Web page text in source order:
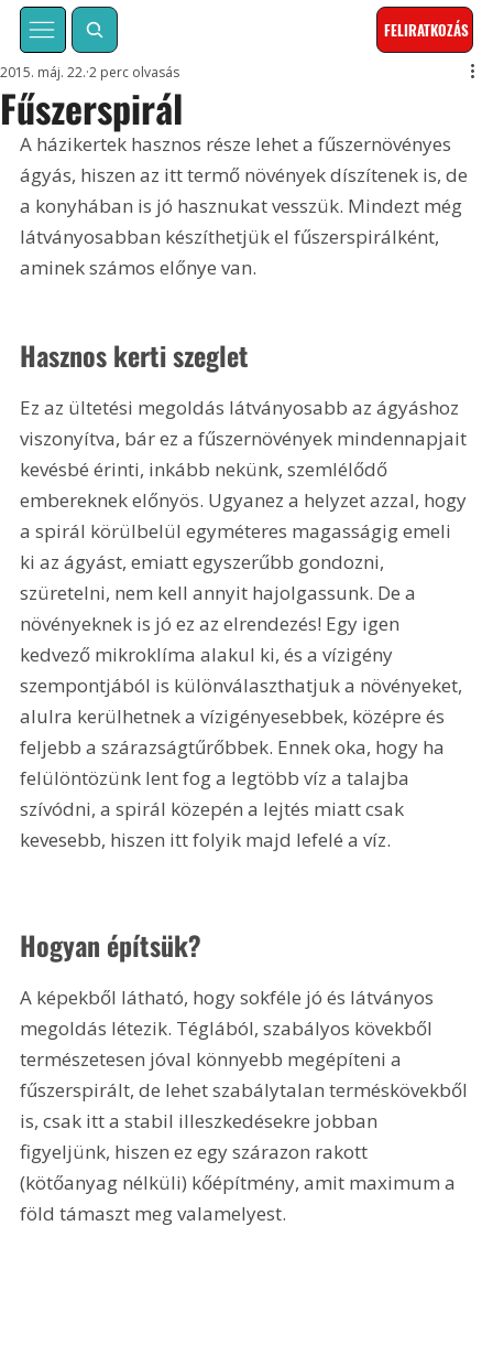
FELIRATKOZÁS
Fűszerspirál
2015. máj. 22. 2 perc olvasás
A házikertek hasznos része lehet a fűszernövényes
ágyás, hiszen az itt termő növények díszítenek is, de
a konyhában is jó hasznukat vesszük. Mindezt még
látványosabban készíthetjük el fűszerspirálként,
aminek számos előnye van.
Hasznos kerti szeglet
Ez az ültetési megoldás látványosabb az ágyáshoz
viszonyítva, bár ez a fűszernövények mindennapjait
kevésbé érinti, inkább nekünk, szemlélődő
embereknek előnyös. Ugyanez a helyzet azzal, hogy
a spirál körülbelül egyméteres magasságig emeli
ki az ágyást, emiatt egyszerűbb gondozni,
szüretelni, nem kell annyit hajolgassunk. De a
növényeknek is jó ez az elrendezés! Egy igen
kedvező mikroklíma alakul ki, és a vízigény
szempontjából is különválaszthatjuk a növényeket,
alulra kerülhetnek a vízigényesebbek, középre és
feljebb a szárazságtűrőbbek. Ennek oka, hogy ha
felülöntözünk lent fog a legtöbb víz a talajba
szívódni, a spirál közepén a lejtés miatt csak
kevesebb, hiszen itt folyik majd lefelé a víz.
Hogyan építsük?
A képekből látható, hogy sokféle jó és látványos
megoldás létezik. Téglából, szabályos kövekből
természetesen jóval könnyebb megépíteni a
fűszerspirált, de lehet szabálytalan terméskövekből
is, csak itt a stabil illeszkedésekre jobban
figyeljünk, hiszen ez egy szárazon rakott
(kötőanyag nélküli) kőépítmény, amit maximum a
föld támaszt meg valamelyest.